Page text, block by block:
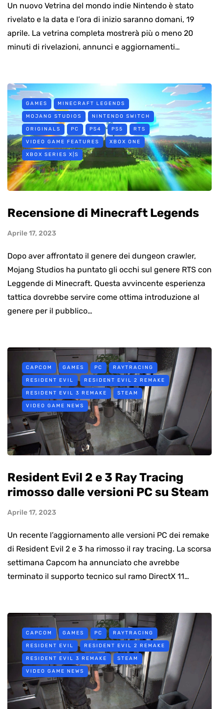
Un nuovo Vetrina del mondo indie Nintendo è stato
rivelato e la data e l’ora di inizio saranno domani, 19
aprile. La vetrina completa mostrerà più o meno 20
minuti di rivelazioni, annunci e aggiornamenti…
GAMES MINECRAFT LEGENDS
MOJANG STUDIOS NINTENDO SWITCH
ORIGINALS PC PS4 PS5 RTS
VIDEO GAME FEATURES XBOX ONE
XBOX SERIES X|S
Recensione di Minecraft Legends
Aprile 17, 2023
Dopo aver affrontato il genere dei dungeon crawler,
Mojang Studios ha puntato gli occhi sul genere RTS con
Leggende di Minecraft. Questa avvincente esperienza
tattica dovrebbe servire come ottima introduzione al
genere per il pubblico…
CAPCOM GAMES PC RAYTRACING
RESIDENT EVIL RESIDENT EVIL 2 REMAKE
RESIDENT EVIL 3 REMAKE STEAM
VIDEO GAME NEWS
Resident Evil 2 e 3 Ray Tracing
rimosso dalle versioni PC su Steam
Aprile 17, 2023
Un recente l’aggiornamento alle versioni PC dei remake
di Resident Evil 2 e 3 ha rimosso il ray tracing. La scorsa
settimana Capcom ha annunciato che avrebbe
terminato il supporto tecnico sul ramo DirectX 11…
CAPCOM GAMES PC RAYTRACING
RESIDENT EVIL RESIDENT EVIL 2 REMAKE
RESIDENT EVIL 3 REMAKE STEAM
VIDEO GAME NEWS